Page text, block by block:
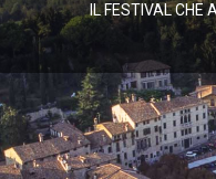
IL FESTIVAL CHE